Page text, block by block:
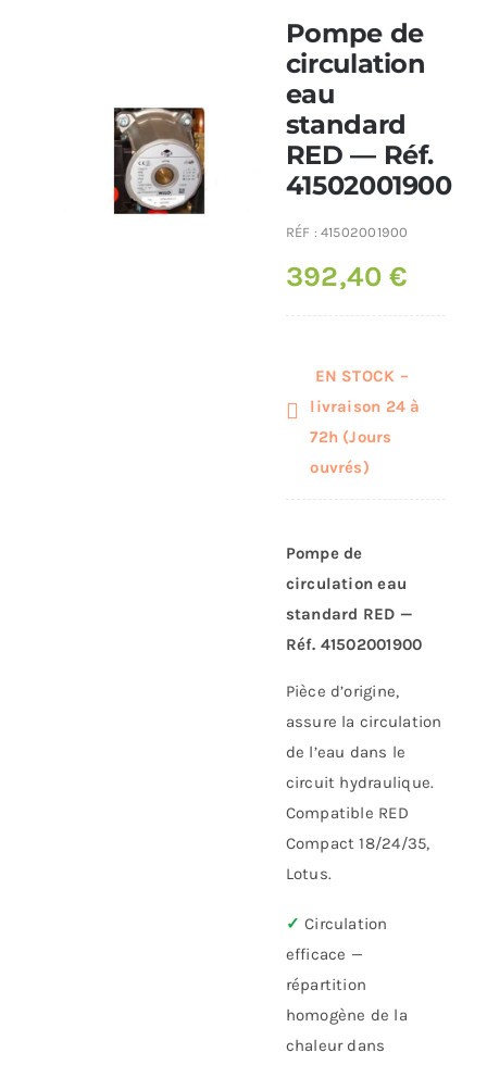
Conduit de fumées
Pompe de
circulation
eau
standard
RED — Réf.
41502001900
RÉF :41502001900
392,40€
EN STOCK –
livraison 24 à
72h (Jours
ouvrés)
Pompe de
circulation eau
standard RED —
Réf. 41502001900
Pièce d’origine,
assure la circulation
de l’eau dans le
circuit hydraulique.
Compatible RED
Compact 18/24/35,
Lotus.
✓ Circulation
efficace —
répartition
homogène de la
chaleur dans